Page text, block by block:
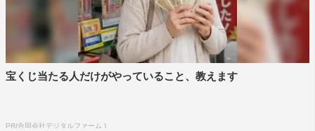
宝くじ当たる人だけがやっていること、教えます
PR(合同会社デジタルファーム )